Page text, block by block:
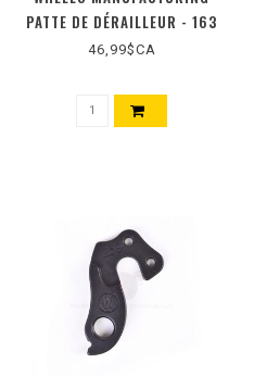
PATTE DE DÉRAILLEUR - 163
46,99$CA